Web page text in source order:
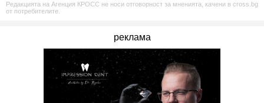
Редакцията на Агенция КРОСС не носи отговорност за мненията, качени в cross.bg
от потребителите.
реклама